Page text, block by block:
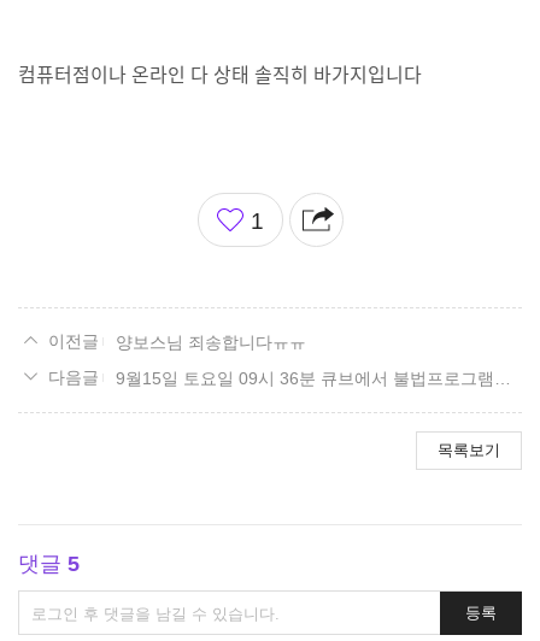
컴퓨터점이나 온라인 다 상태 솔직히 바가지입니다
좋
아
1
양보스님 죄송합니다ㅠㅠ
9월15일 토요일 09시 36분 큐브에서 불법프로그램을 사용하여 자동사냥을 하고있습니다
목록보기
댓글 5
댓
글
등록